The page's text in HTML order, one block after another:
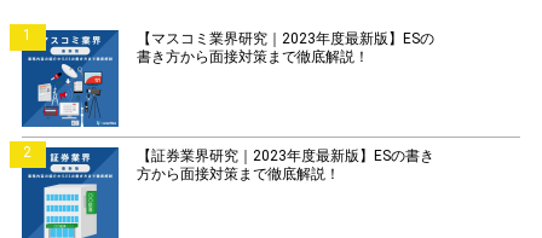
1
【マスコミ業界研究｜2023年度最新版】ESの
書き方から面接対策まで徹底解説！
2
【証券業界研究｜2023年度最新版】ESの書き
方から面接対策まで徹底解説！